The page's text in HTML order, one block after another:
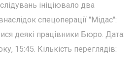
ініціювало два
спецоперації "Мідас":
деякі працівники Бюро. Дата:
15:45. Кількість переглядів: